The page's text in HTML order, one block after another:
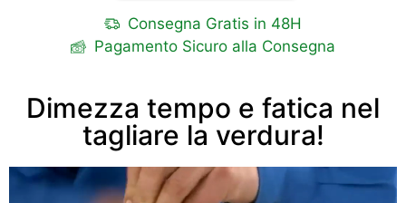
Consegna Gratis in 48H
Pagamento Sicuro alla Consegna
Dimezza tempo e fatica nel
tagliare la verdura!